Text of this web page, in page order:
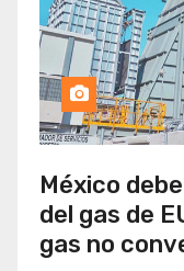
México
del gas de
gas no